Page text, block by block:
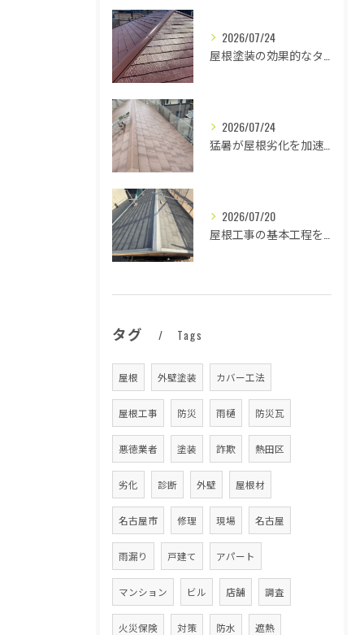
2026/07/24
2026/07/24
2026/07/20
タグ Tags
屋根 外壁塗装 カバー工法
屋根工事 防災 雨樋 防災瓦
悪徳業者 塗装 詐欺 熱田区
劣化 診断 外壁 屋根材
名古屋市 修理 現場 名古屋
雨漏り 戸建て アパート
マンション ビル 店舗 調査
火災保険 対策 防水 遮熱